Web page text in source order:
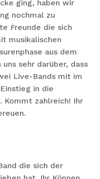
ging, haben wir
nochmal zu
Freunde die sich
musikalischen
aus dem
sehr darüber, dass
Live-Bands mit im
in die
Kommt zahlreich! Ihr
die sich der